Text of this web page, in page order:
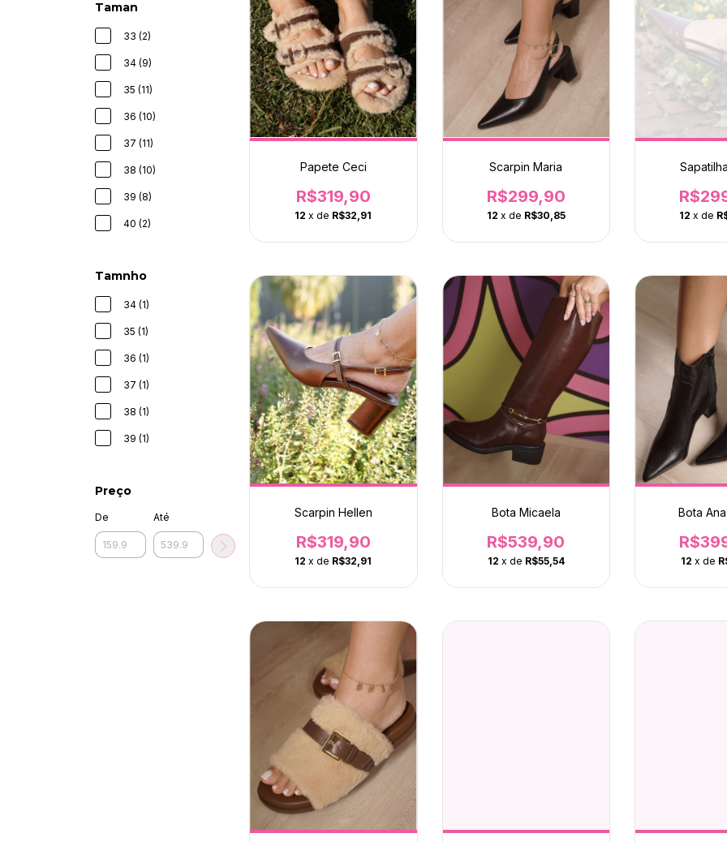
Taman
33 (2)
34 (9)
35 (11)
36 (10)
37 (11)
38 (10)
39 (8)
40 (2)
Tamnho
34 (1)
35 (1)
36 (1)
37 (1)
38 (1)
39 (1)
Preço
De Até
Papete Ceci
R$319,90
12 x de R$32,91
Scarpin Maria
R$299,90
12 x de R$30,85 12 x de
Scarpin Hellen
R$319,90
12 x de R$32,91
Bota Micaela
R$539,90
12 x de R$55,54
Bota
12 x de